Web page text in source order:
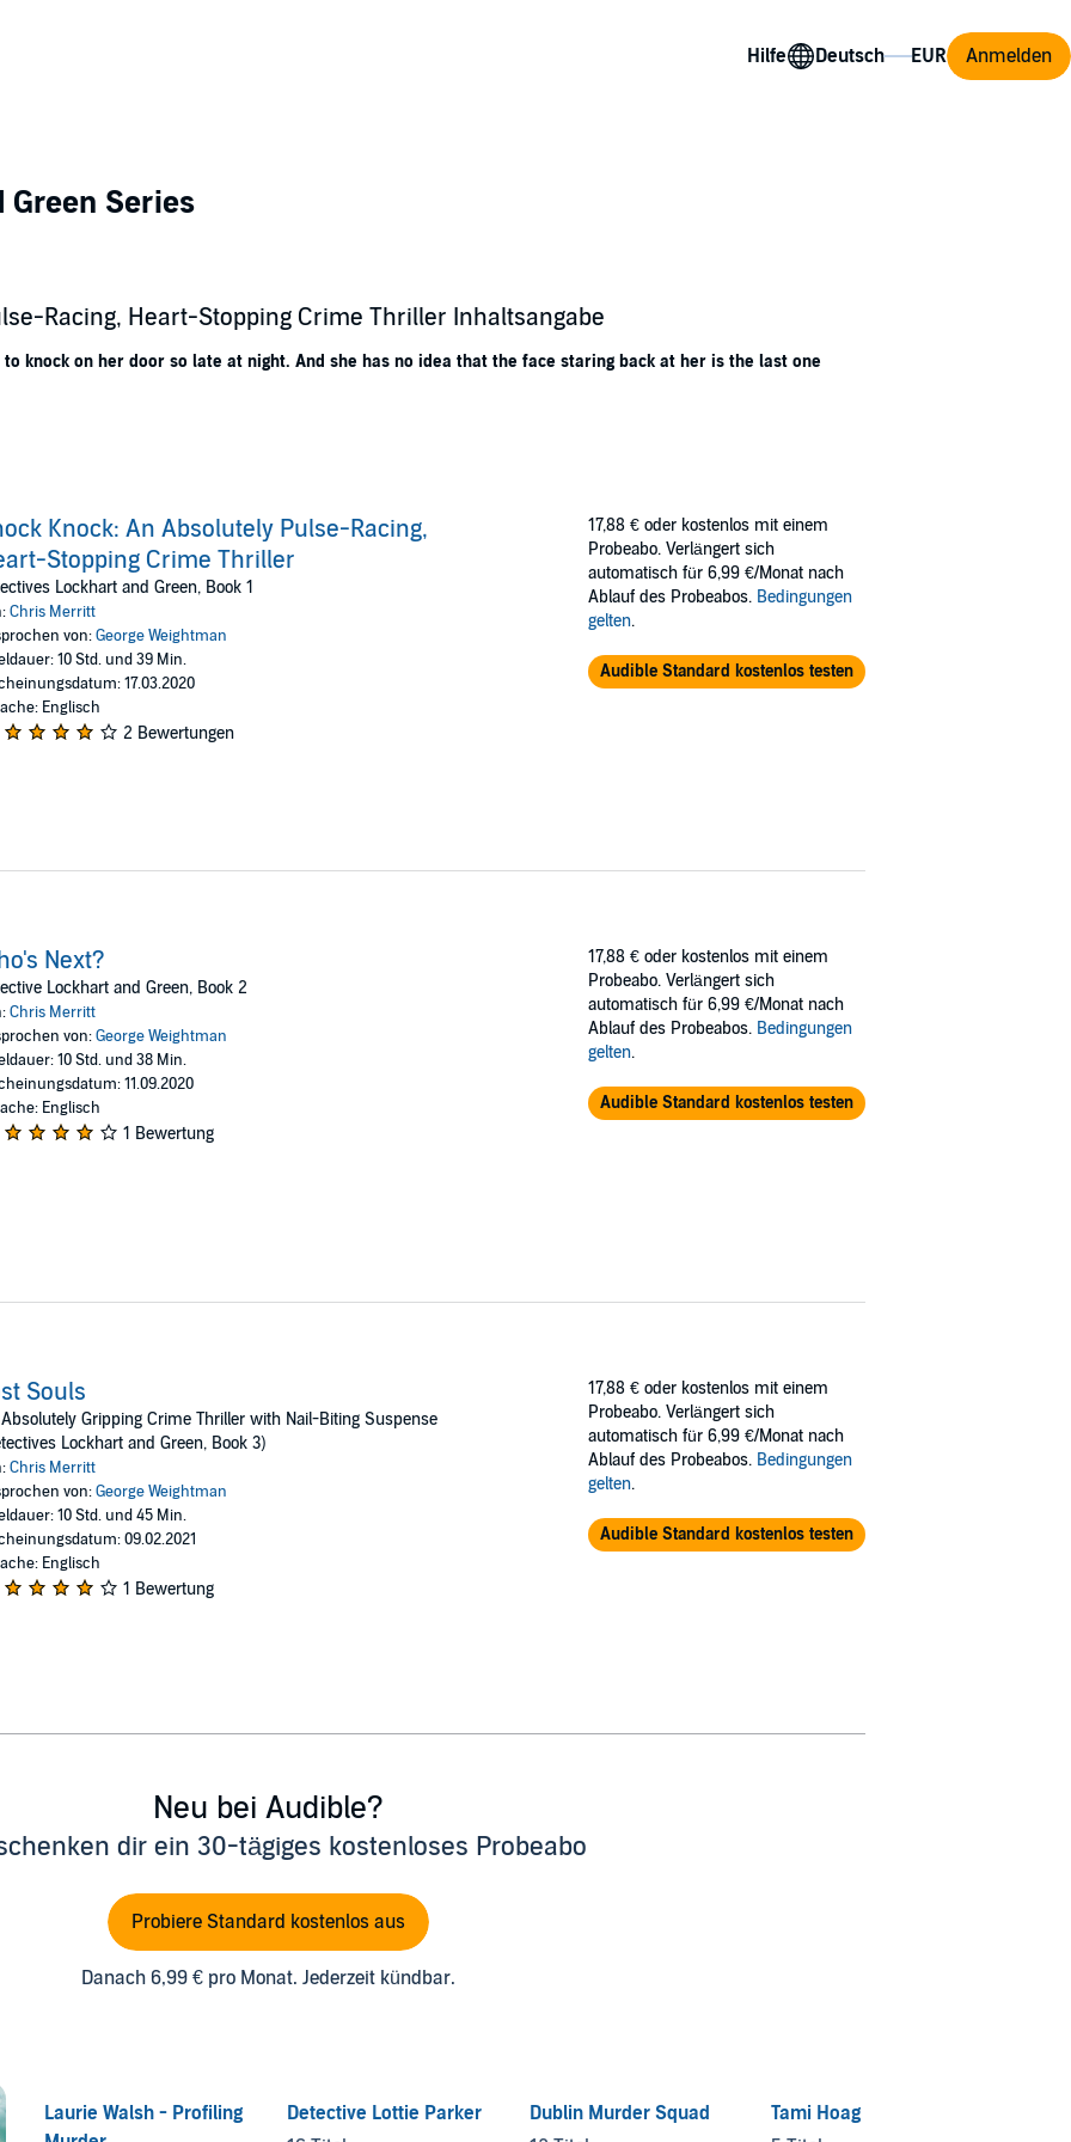
Hilfe Anmelden
Green Series
Racing, Heart-Stopping Crime Thriller Inhaltsangabe
to knock on her door so late at night. And she has no idea that the face staring back at her is the last one
London street to investigate Natasha’s death, he’s startled by the similarity to a previous case. Noticing the cable-tie
and is certain that he will strike again.
position in a run-down hotel across the city - an identical silver ball in her throat. But Kim’s murderer was caught
And what connects the two victims? Fearing that he’s dealing with a psychopathic serial killer, Dan calls in
the perpetrator’s mind. Tough and smart, Lexi will stop at nothing to hunt down the man responsible for the
a clue online leading to the killer. Dan’s team aren’t convinced, but in pushing Lexi away from the investigation,
own. Convinced that she’s on to something, she puts herself in unthinkable danger...but can Dan piece together the
Hunter will love this thrilling new series from Chris Merritt. From an explosive start to a heart-stopping finale, you
Knock: An Absolutely Pulse-Racing,
Stopping Crime Thriller
Lockhart and Green, Book 1
Chris Merritt
von:George Weightman
10 Std. und 39 Min.
17.03.2020
Englisch
2 Bewertungen
17,88 € oder kostenlos mit einem
Probeabo. Verlängert sich
automatisch für 6,99 €/Monat nach
Ablauf des Probeabos. Bedingungen
gelten.
Audible Standard kostenlos testen
Next?
Lockhart and Green, Book 2
Chris Merritt
von:George Weightman
10 Std. und 38 Min.
11.09.2020
Englisch
1 Bewertung
17,88 € oder kostenlos mit einem
Probeabo. Verlängert sich
automatisch für 6,99 €/Monat nach
Ablauf des Probeabos. Bedingungen
gelten.
Audible Standard kostenlos testen
Souls
Gripping Crime Thriller with Nail-Biting Suspense
Lockhart and Green, Book 3)
Chris Merritt
von:George Weightman
10 Std. und 45 Min.
09.02.2021
Englisch
1 Bewertung
17,88 € oder kostenlos mit einem
Probeabo. Verlängert sich
automatisch für 6,99 €/Monat nach
Ablauf des Probeabos. Bedingungen
gelten.
Audible Standard kostenlos testen
Neu bei Audible?
dir ein 30-tägiges kostenloses Probeabo
Probiere Standard kostenlos aus
Danach 6,99 € pro Monat. Jederzeit kündbar.
Laurie Walsh - Profiling
Detective Lottie Parker
Dublin Murder Squad
Tami Hoag